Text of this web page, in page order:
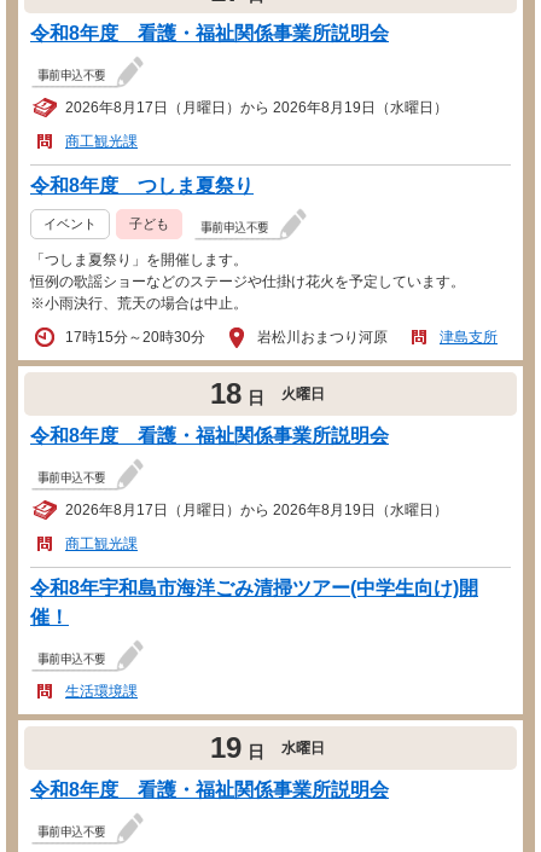
令和8年度 看護・福祉関係事業所説明会
2026年8月17日（月曜日）から 2026年8月19日（水曜日）
商工観光課
令和8年度 つしま夏祭り
イベント 子ども
「つしま夏祭り」を開催します。
恒例の歌謡ショーなどのステージや仕掛け花火を予定しています。
※小雨決行、荒天の場合は中止。
17時15分～20時30分
岩松川おまつり河原 津島支所
18 日 火曜日
令和8年度 看護・福祉関係事業所説明会
2026年8月17日（月曜日）から 2026年8月19日（水曜日）
商工観光課
令和8年宇和島市海洋ごみ清掃ツアー(中学生向け)開
催！
生活環境課
19 日 水曜日
令和8年度 看護・福祉関係事業所説明会